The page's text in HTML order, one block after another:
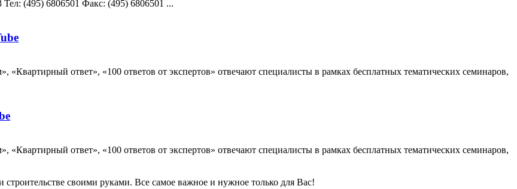
(495) 6806501 Факс: (495) 6806501 ...
ответ», «100 ответов от экспертов» отвечают специалисты в рамках бесплатных тематических семинаров,
ответ», «100 ответов от экспертов» отвечают специалисты в рамках бесплатных тематических семинаров,
своими руками. Все самое важное и нужное только для Вас!